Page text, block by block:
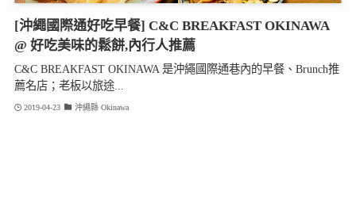
[沖繩國際通好吃早餐] C&C BREAKFAST OKINAWA
@ 好吃美味的鬆餅,內行人推薦
C&C BREAKFAST OKINAWA 是沖繩國際通巷內的早餐、Brunch推
薦名店；老板以旅途...
2019-04-23 沖繩縣 Okinawa